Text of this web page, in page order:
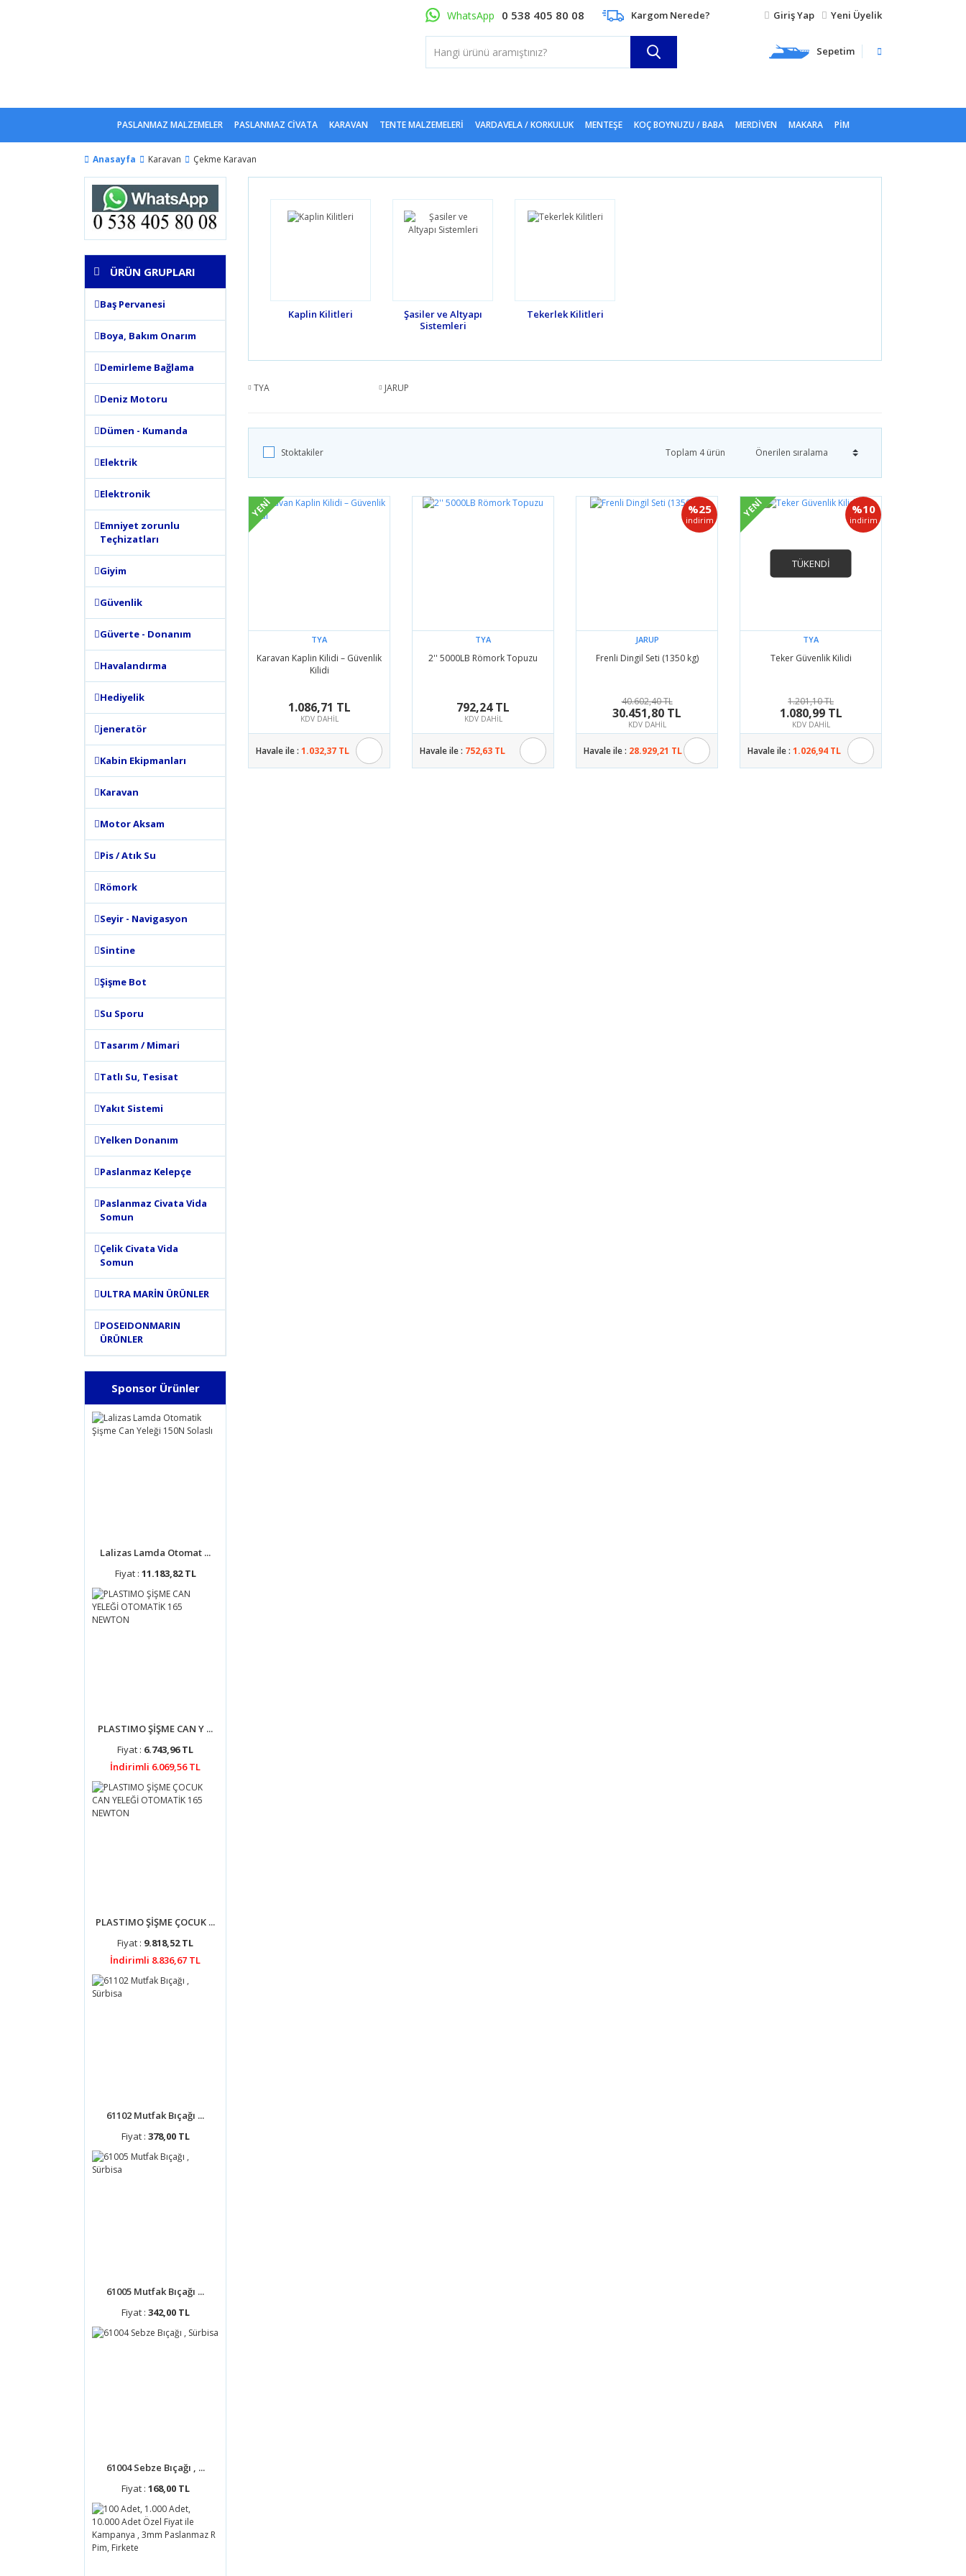
WhatsApp 0 538 405 80 08 Kargom Nerede? Giriş Yap Yeni Üyelik
Sepetim
PASLANMAZ MALZEMELER PASLANMAZ CİVATA KARAVAN TENTE MALZEMELERI VARDAVELA / KORKULUK MENTEŞE KOÇ BOYNUZU / BABA MERDIVEN MAKARA PIM
Anasayfa Karavan Çekme Karavan
ÜRÜN GRUPLARI
Baş Pervanesi
Boya, Bakım Onarım
Demirleme Bağlama
Deniz Motoru
Dümen - Kumanda
Elektrik
Elektronik
Emniyet zorunlu
Teçhizatları
Giyim
Güvenlik
Güverte - Donanım
Havalandırma
Hediyelik
jeneratör
Kabin Ekipmanları
Karavan
Motor Aksam
Pis / Atık Su
Römork
Seyir - Navigasyon
Sintine
Şişme Bot
Su Sporu
Tasarım / Mimari
Tatlı Su, Tesisat
Yakıt Sistemi
Yelken Donanım
Paslanmaz Kelepçe
Paslanmaz Civata Vida
Somun
Çelik Civata Vida
Somun
ULTRA MARİN ÜRÜNLER
POSEIDONMARIN
ÜRÜNLER
Sponsor Ürünler
Lalizas Lamda Otomat ...
Fiyat : 11.183,82 TL
PLASTIMO ŞİŞME CAN Y ...
Fiyat : 6.743,96 TL
İndirimli 6.069,56 TL
PLASTIMO ŞİŞME ÇOCUK ...
Fiyat : 9.818,52 TL
İndirimli 8.836,67 TL
61102 Mutfak Bıçağı ...
Fiyat : 378,00 TL
61005 Mutfak Bıçağı ...
Fiyat : 342,00 TL
61004 Sebze Bıçağı , ...
Fiyat : 168,00 TL
Kaplin Kilitleri
Şasiler ve Altyapı
Sistemleri
Tekerlek Kilitleri
TYA JARUP
Stoktakiler Toplam 4 ürün
YENİ
TYA
Karavan Kaplin Kilidi – Güvenlik
Kilidi
1.086,71 TL
KDV DAHİL
Havale ile : 1.032,37 TL
TYA
2'' 5000LB Römork Topuzu
792,24 TL
KDV DAHİL
Havale ile : 752,63 TL
%25
indirim
JARUP
Frenli Dingil Seti (1350 kg)
40.602,40 TL
30.451,80 TL
KDV DAHİL
Havale ile : 28.929,21 TL
%10
indirim
YENİ
TÜKENDİ
TYA
Teker Güvenlik Kilidi
1.201,10 TL
1.080,99 TL
KDV DAHİL
Havale ile : 1.026,94 TL